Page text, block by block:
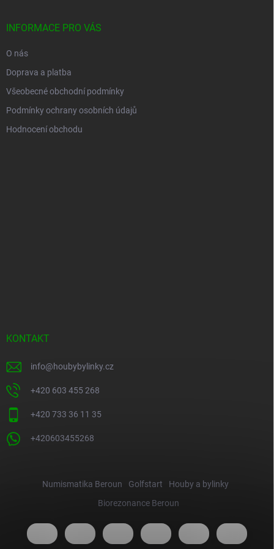
INFORMACE PRO VÁS
O nás
Doprava a platba
Všeobecné obchodní podmínky
Podmínky ochrany osobních údajů
Hodnocení obchodu
KONTAKT
info@houbybylinky.cz
+420 603 455 268
+420 733 36 11 35
+420603455268
Numismatika Beroun Golfstart
Houby a bylinky
Biorezonance Beroun